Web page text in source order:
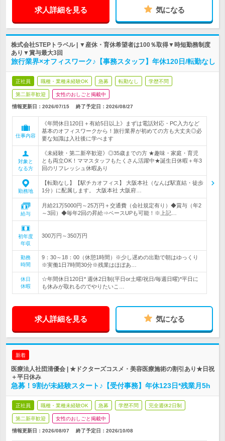
求人詳細を見る 気になる
株式会社STEPトラベル | ▼産休・育休希望者は100％取得▼時短勤務制度
あり▼賞与最大3回
旅行業界×オフィスワーク♪【事務スタッフ】年休120日/転勤なし
正社員 職種・業種未経験OK 急募 転勤なし 学歴不問
第二新卒歓迎 女性のおしごと掲載中
情報更新日：2026/07/15 終了予定日： 2026/08/27
仕事内容
《年間休日120日＋有給5日以上》まずは電話対応・PC入力など
基本のオフィスワークから！旅行業界が初めての方も大丈夫◎必
要な知識は入社後に学べます
対象と
なる方
《未経験・第二新卒歓迎》◎35歳までの方 ★趣味・家庭・育児
とも両立OK！ママスタッフもたくさん活躍中★誕生日休暇＋年3
回のリフレッシュ休暇あり
勤務地
【転勤なし】【駅チカオフィス】 大阪本社（なんば駅直結・徒歩
1分）に配属します。 大阪本社 大阪府…
給与
月給21万5000円～25万円＋交通費（会社規定有り）◆賞与（年2
～3回）◆毎年2回の昇給⇒ベースUPも可能！※上記…
初年度
年収
300万円～350万円
勤務
時間
9：30～18：00（休憩1時間）※少し遅めの出勤で朝はゆっくり
※実働1日7時間30分※残業はほぼあ…
休日
休暇
☆年間休日120日* 週休2日制(平日or土曜/祝日/毎週日曜)*平日に
も休みが取れるのでやりたいこ…
求人詳細を見る 気になる
新着
医療法人社団清優会 | ★ドクターズコスメ・美容医療施術の割引あり★日祝
＋平日休み
急募！9割が未経験スタート♪【受付事務】年休123日*残業月5h
正社員 職種・業種未経験OK 急募 学歴不問 完全週休2日制
第二新卒歓迎 女性のおしごと掲載中
情報更新日：2026/08/07 終了予定日： 2026/10/08